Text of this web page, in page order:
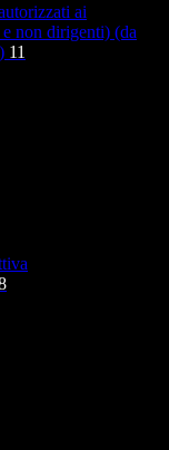
ai
non dirigenti) (da
11